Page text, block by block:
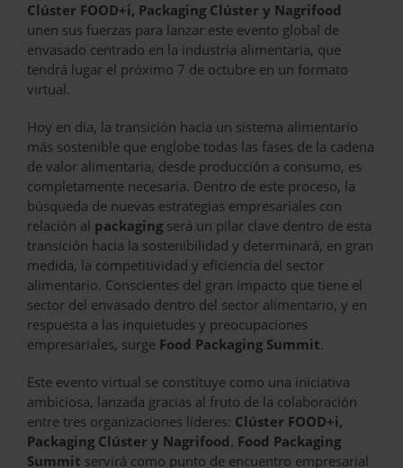
Clúster FOOD+i, Packaging Clúster y Nagrifood
unen sus fuerzas para lanzar este evento global de
envasado centrado en la industria alimentaria, que
tendrá lugar el próximo 7 de octubre en un formato
virtual.
Hoy en día, la transición hacia un sistema alimentario
más sostenible que englobe todas las fases de la cadena
de valor alimentaria, desde producción a consumo, es
completamente necesaria. Dentro de este proceso, la
búsqueda de nuevas estrategias empresariales con
relación al packaging será un pilar clave dentro de esta
transición hacia la sostenibilidad y determinará, en gran
medida, la competitividad y eficiencia del sector
alimentario. Conscientes del gran impacto que tiene el
sector del envasado dentro del sector alimentario, y en
respuesta a las inquietudes y preocupaciones
empresariales, surge Food Packaging Summit.
Este evento virtual se constituye como una iniciativa
ambiciosa, lanzada gracias al fruto de la colaboración
entre tres organizaciones líderes: Clúster FOOD+i,
Packaging Clúster y Nagrifood. Food Packaging
Summit servirá como punto de encuentro empresarial